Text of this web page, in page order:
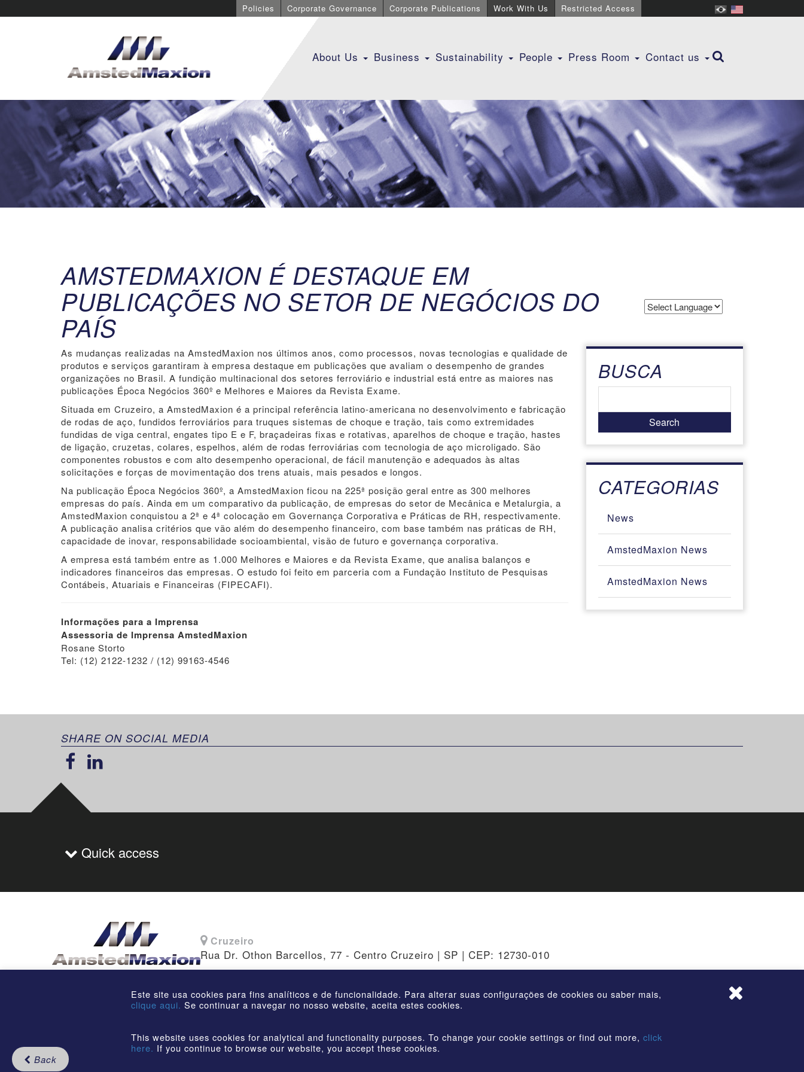
Policies Corporate Governance Corporate Publications Work With Us Restricted Access
About Us Business Sustainability People Press Room Contact us
AMSTEDMAXION É DESTAQUE EM
PUBLICAÇÕES NO SETOR DE NEGÓCIOS DO
PAÍS
As mudanças realizadas na AmstedMaxion nos últimos anos, como processos, novas tecnologias e qualidade de
produtos e serviços garantiram à empresa destaque em publicações que avaliam o desempenho de grandes
organizações no Brasil. A fundição multinacional dos setores ferroviário e industrial está entre as maiores nas
publicações Época Negócios 360º e Melhores e Maiores da Revista Exame.
Situada em Cruzeiro, a AmstedMaxion é a principal referência latino-americana no desenvolvimento e fabricação
de rodas de aço, fundidos ferroviários para truques sistemas de choque e tração, tais como extremidades
fundidas de viga central, engates tipo E e F, braçadeiras fixas e rotativas, aparelhos de choque e tração, hastes
de ligação, cruzetas, colares, espelhos, além de rodas ferroviárias com tecnologia de aço microligado. São
componentes robustos e com alto desempenho operacional, de fácil manutenção e adequados às altas
solicitações e forças de movimentação dos trens atuais, mais pesados e longos.
Na publicação Época Negócios 360º, a AmstedMaxion ficou na 225ª posição geral entre as 300 melhores
empresas do país. Ainda em um comparativo da publicação, de empresas do setor de Mecânica e Metalurgia, a
AmstedMaxion conquistou a 2ª e 4ª colocação em Governança Corporativa e Práticas de RH, respectivamente.
A publicação analisa critérios que vão além do desempenho financeiro, com base também nas práticas de RH,
capacidade de inovar, responsabilidade socioambiental, visão de futuro e governança corporativa.
A empresa está também entre as 1.000 Melhores e Maiores e da Revista Exame, que analisa balanços e
indicadores financeiros das empresas. O estudo foi feito em parceria com a Fundação Instituto de Pesquisas
Contábeis, Atuariais e Financeiras (FIPECAFI).
Informações para a Imprensa
Assessoria de Imprensa AmstedMaxion
Rosane Storto
Tel: (12) 2122-1232 / (12) 99163-4546
BUSCA
CATEGORIAS
News
AmstedMaxion News
AmstedMaxion News
SHARE ON SOCIAL MEDIA
Back
Quick access
Cruzeiro
Rua Dr. Othon Barcellos, 77 - Centro Cruzeiro | SP | CEP: 12730-010
©2026 | AmstedMaxion Creating Paths | All rights reserved
Este site usa cookies para fins analíticos e de funcionalidade. Para alterar suas configurações de cookies ou saber mais,
clique aqui.Se continuar a navegar no nosso website, aceita estes cookies.
This website uses cookies for analytical and functionality purposes. To change your cookie settings or find out more,click
here. If you continue to browse our website, you accept these cookies.